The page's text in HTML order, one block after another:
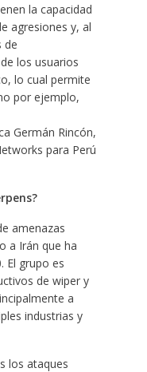
la capacidad
agresiones y, al
de
los usuarios
lo cual permite
por ejemplo,
Germán Rincón,
para Perú
amenazas
a Irán que ha
El grupo es
de wiper y
a
industrias y
los ataques